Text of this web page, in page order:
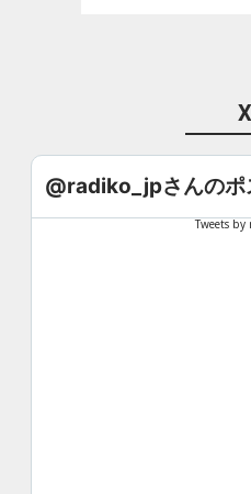
X
@radiko_jpさんのポ
Tweets by